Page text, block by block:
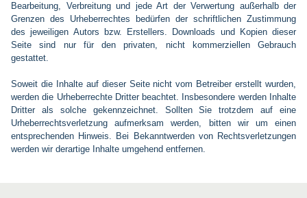
Bearbeitung, Verbreitung und jede Art der Verwertung außerhalb der
Grenzen des Urheberrechtes bedürfen der schriftlichen Zustimmung
des jeweiligen Autors bzw. Erstellers. Downloads und Kopien dieser
Seite sind nur für den privaten, nicht kommerziellen Gebrauch
gestattet.
Soweit die Inhalte auf dieser Seite nicht vom Betreiber erstellt wurden,
werden die Urheberrechte Dritter beachtet. Insbesondere werden Inhalte
Dritter als solche gekennzeichnet. Sollten Sie trotzdem auf eine
Urheberrechtsverletzung aufmerksam werden, bitten wir um einen
entsprechenden Hinweis. Bei Bekanntwerden von Rechtsverletzungen
werden wir derartige Inhalte umgehend entfernen.